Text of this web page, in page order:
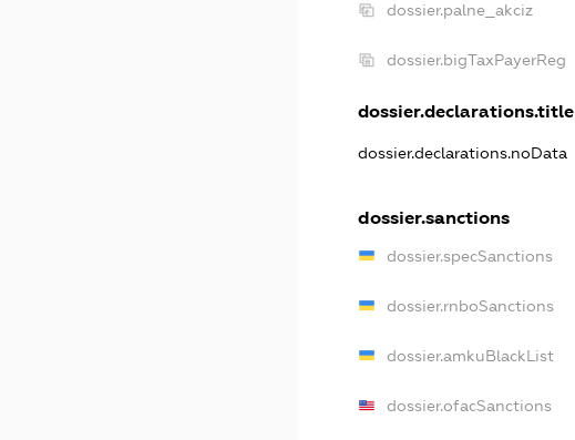
dossier.palne_akciz
dossier.bigTaxPayerReg
dossier.declarations.title
dossier.declarations.noData
dossier.sanctions
dossier.specSanctions
dossier.rnboSanctions
dossier.amkuBlackList
dossier.ofacSanctions